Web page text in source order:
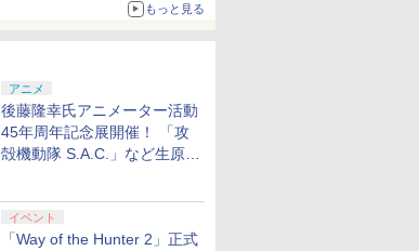
もっと見る
アニメ
後藤隆幸氏アニメーター活動
45年周年記念展開催！ 「攻
殻機動隊 S.A.C.」など生原
イベント
「Way of the Hunter 2」正式